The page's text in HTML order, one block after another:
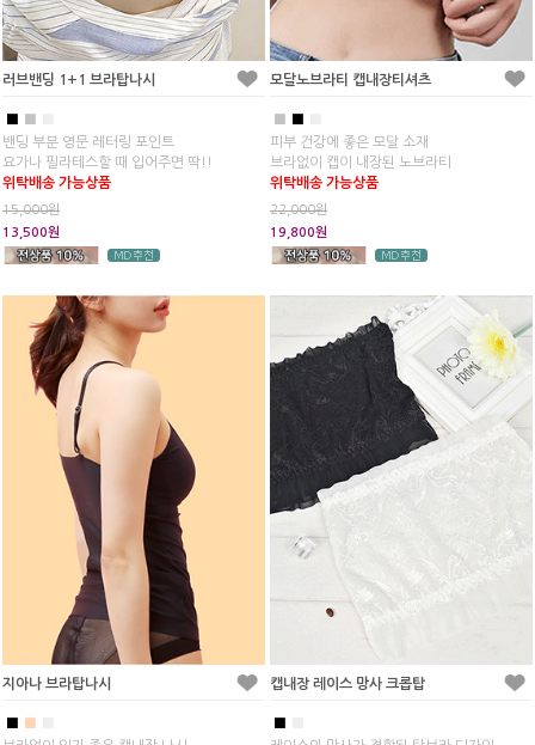
러브밴딩 1+1 브라탑나시
■ ■
밴딩 부분 영문 레터링 포인트
요가나 필라테스할 때 입어주면 딱!!
위탁배송 가능상품
15,000원
13,500원
모달노브라티 캡내장티셔츠
■ ■
피부 건강에 좋은 모달 소재
브라없이 캡이 내장된 노브라티
위탁배송 가능상품
22,000원
19,800원
지아나 브라탑나시
■
캡내장 레이스 망사 크롭탑
■